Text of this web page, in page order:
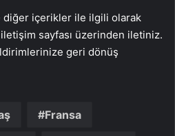
diğer içerikler ile ilgili olarak
sayfası üzerinden iletiniz.
geri dönüş
Fransa